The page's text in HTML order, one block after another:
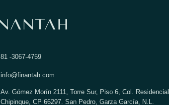
81 -3067-4759
info@finantah.com
Av. Gómez Morín 2111, Torre Sur, Piso 6, Col. Residencial
Chipinque, CP 66297. San Pedro, Garza García, N.L.